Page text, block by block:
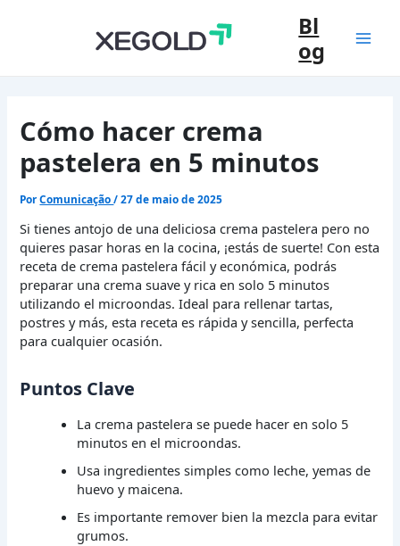
Bl
og
Cómo hacer crema
pastelera en 5 minutos
PorComunicação/27 de maio de 2025
Si tienes antojo de una deliciosa crema pastelera pero no
quieres pasar horas en la cocina, ¡estás de suerte! Con esta
receta de crema pastelera fácil y económica, podrás
preparar una crema suave y rica en solo 5 minutos
utilizando el microondas. Ideal para rellenar tartas,
postres y más, esta receta es rápida y sencilla, perfecta
para cualquier ocasión.
Puntos Clave
La crema pastelera se puede hacer en solo 5
minutos en el microondas.
Usa ingredientes simples como leche, yemas de
huevo y maicena.
Es importante remover bien la mezcla para evitar
grumos.